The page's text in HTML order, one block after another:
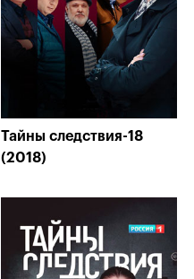
Тайны следствия-18
(2018)